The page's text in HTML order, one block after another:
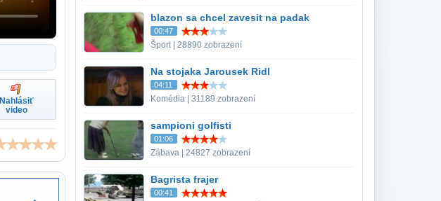
Nahlásiť
video
blazon sa chcel zavesit na padak
00:47
Šport | 28890 zobrazení
Na stojaka Jarousek Ridl
04:11
Komédia | 31189 zobrazení
sampioni golfisti
01:06
Zábava | 24827 zobrazení
Bagrista frajer
00:41